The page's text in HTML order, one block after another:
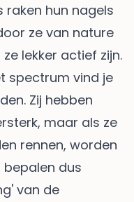
hun nagels
ze van nature
lekker actief zijn.
spectrum vind je
Zij hebben
maar als ze
rennen, worden
bepalen dus
van de